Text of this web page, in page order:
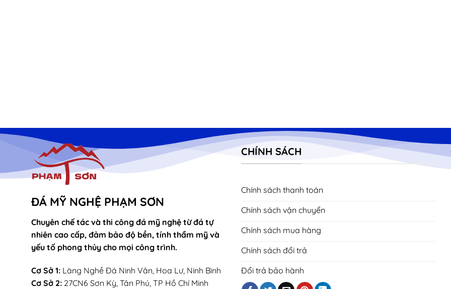
ĐÁ MỸ NGHỆ PHẠM SƠN
Chuyên chế tác và thi công đá mỹ nghệ từ đá tự
nhiên cao cấp, đảm bảo độ bền, tính thẩm mỹ và
yếu tố phong thủy cho mọi công trình.
Cơ Sở 1: Làng Nghề Đá Ninh Vân, Hoa Lư, Ninh Bình
Cơ Sở 2: 27CN6 Sơn Kỳ, Tân Phú, TP Hồ Chí Minh
CHÍNH SÁCH
Chính sách thanh toán
Chính sách vận chuyển
Chính sách mua hàng
Chính sách đổi trả
Đổi trả bảo hành